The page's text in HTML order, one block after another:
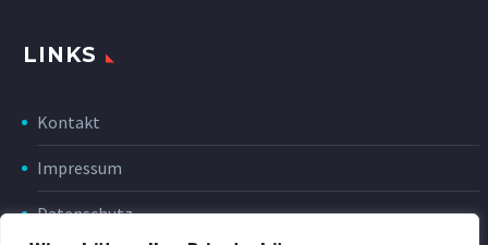
LINKS
Kontakt
Impressum
Datenschutz